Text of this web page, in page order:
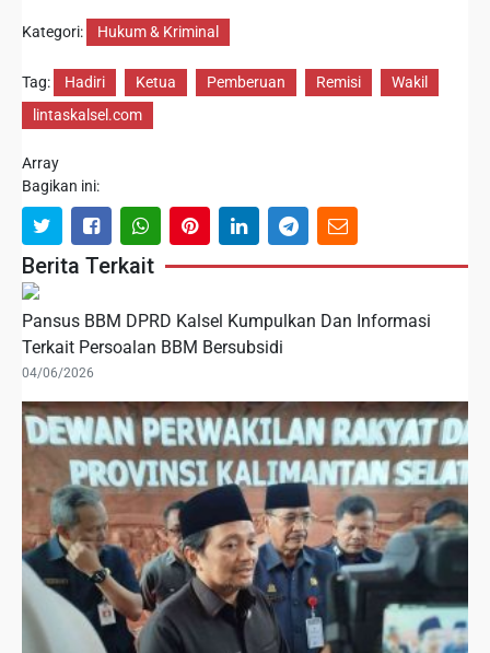
Kategori: Hukum & Kriminal
Tag: Hadiri Ketua Pemberuan Remisi
Wakil
lintaskalsel.com
Array
Bagikan ini:
Berita Terkait
Pansus BBM DPRD Kalsel Kumpulkan Dan Informasi
Terkait Persoalan BBM Bersubsidi
04/06/2026